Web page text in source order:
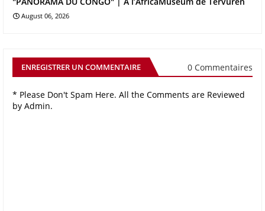
August 06, 2026
ENREGISTRER UN COMMENTAIRE 0 Commentaires
* Please Don't Spam Here. All the Comments are Reviewed
by Admin.